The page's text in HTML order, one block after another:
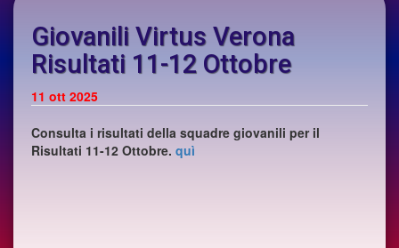
Giovanili Virtus Verona
Risultati 11-12 Ottobre
11 ott 2025
Consulta i risultati della squadre giovanili per il
Risultati 11-12 Ottobre. quì